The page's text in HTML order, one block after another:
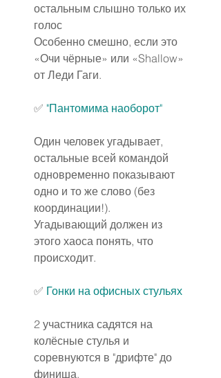
остальным слышно только их
голос
Особенно смешно, если это
«Очи чёрные» или «Shallow»
от Леди Гаги.
✅ "Пантомима наоборот"
Один человек угадывает,
остальные всей командой
одновременно показывают
одно и то же слово (без
координации!).
Угадывающий должен из
этого хаоса понять, что
происходит.
✅ Гонки на офисных стульях
2 участника садятся на
колёсные стулья и
соревнуются в "дрифте" до
финиша.